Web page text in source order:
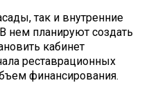
так и внутренние
нем планируют создать
кабинет
реставрационных
финансирования.